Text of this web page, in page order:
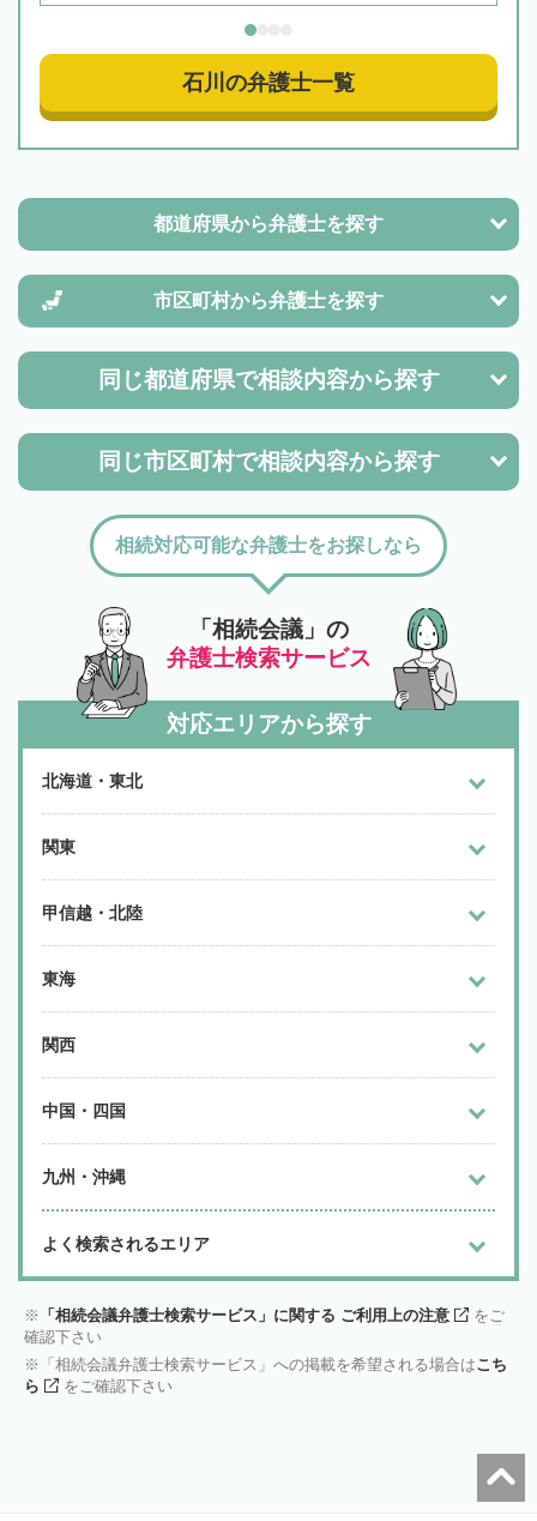
石川の弁護士一覧
都道府県から弁護士を探す
市区町村から弁護士を探す
同じ都道府県で相談内容から探す
同じ市区町村で相談内容から探す
「相続会議」の
弁護士検索サービス
相続対応可能な弁護士をお探しなら
対応エリアから探す
北海道・東北
関東
甲信越・北陸
東海
関西
中国・四国
九州・沖縄
よく検索されるエリア
「相続会議弁護士検索サービス」に関する ご利用上の注意
をご
確認下さい
「相続会議弁護士検索サービス」への掲載を希望される場合はこち
ら
をご確認下さい